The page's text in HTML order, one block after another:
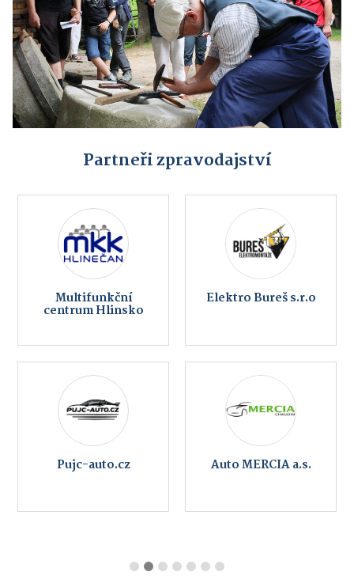
Partneři zpravodajství
Multifunkční
centrum Hlinsko
Elektro Bureš s.r.o
Pujc-auto.cz Auto MERCIA a.s.